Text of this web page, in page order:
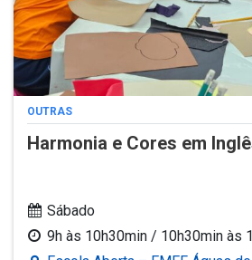
OUTRAS
Harmonia e Cores em
Sábado
9h às 10h30min / 10h30min às